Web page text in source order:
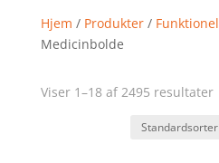
Hjem / Produkter/ Funktionel
Medicinbolde
Viser 1–18 af 2495 resultater